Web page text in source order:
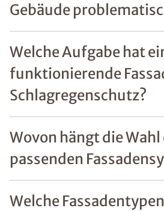
Gebäude
Welche Aufgabe hat
funktionierende
Schlagregenschutz?
Wovon hängt die Wahl
passenden
Welche Fassadentypen